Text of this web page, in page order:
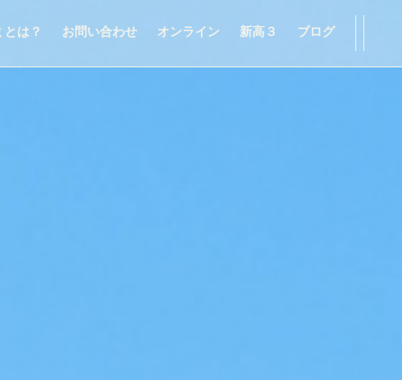
は？ お問い合わせ オンライン 新高３ ブログ